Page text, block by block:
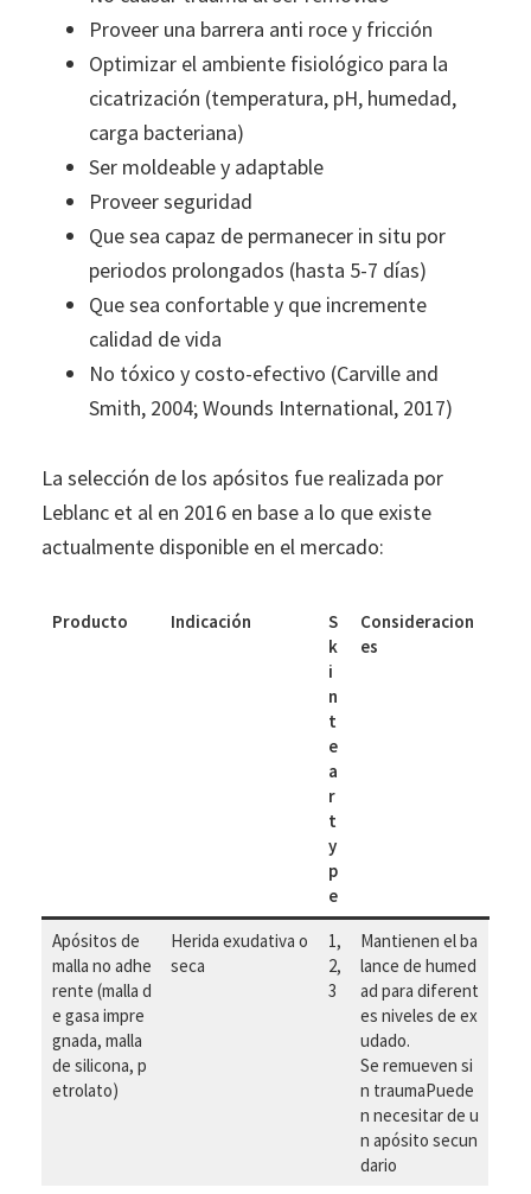
Proveer una barrera anti roce y fricción
Optimizar el ambiente fisiológico para la
cicatrización (temperatura, pH, humedad,
carga bacteriana)
Ser moldeable y adaptable
Proveer seguridad
Que sea capaz de permanecer in situ por
periodos prolongados (hasta 5-7 días)
Que sea confortable y que incremente
calidad de vida
No tóxico y costo-efectivo (Carville and
Smith, 2004; Wounds International, 2017)
La selección de los apósitos fue realizada por
Leblanc et al en 2016 en base a lo que existe
actualmente disponible en el mercado:
Producto Indicación
S
k
i
n
t
e
a
r
t
y
p
e
Consideracion
es
Apósitos de
malla no adhe
rente (malla d
e gasa impre
gnada, malla
de silicona, p
etrolato)
Herida exudativa o
seca
1,
2,
3
Mantienen el ba
lance de humed
ad para diferent
es niveles de ex
udado.
Se remueven si
n traumaPuede
n necesitar de u
n apósito secun
dario